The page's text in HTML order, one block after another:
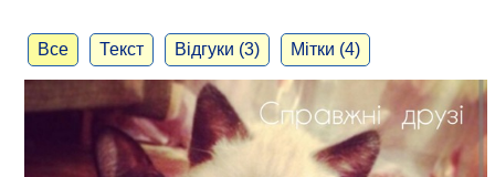
Все Текст Відгуки (3) Мітки (4)